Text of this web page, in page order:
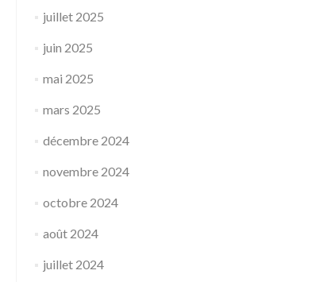
juillet 2025
juin 2025
mai 2025
mars 2025
décembre 2024
novembre 2024
octobre 2024
août 2024
juillet 2024